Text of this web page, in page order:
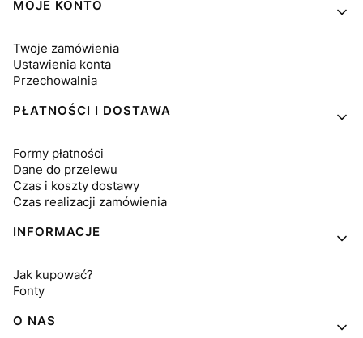
MOJE KONTO
Twoje zamówienia
Ustawienia konta
Przechowalnia
PŁATNOŚCI I DOSTAWA
Formy płatności
Dane do przelewu
Czas i koszty dostawy
Czas realizacji zamówienia
INFORMACJE
Jak kupować?
Fonty
O NAS